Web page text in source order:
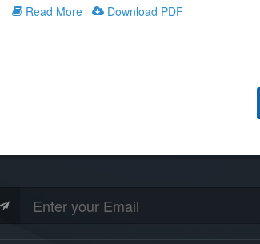
Read More Download PDF